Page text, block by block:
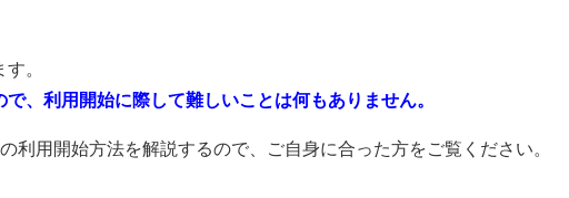
。
、利用開始に際して難しいことは何もありません。
利用開始方法を解説するので、ご自身に合った方をご覧ください。